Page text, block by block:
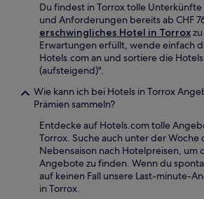
Du findest in Torrox tolle
und Anforderungen bereits ab CHF
erschwingliches Hotel in Torrox
Erwartungen erfüllt, wende einfach
Hotels.com an und sortiere die Hotels
(aufsteigend)".
Wie kann ich bei Hotels in Torrox
Prämien sammeln?
Entdecke auf Hotels.com tolle
Torrox. Suche auch unter der Woche
Nebensaison nach Hotelpreisen, um
Angebote zu finden. Wenn du
auf keinen Fall unsere Last-minute-
in Torrox.